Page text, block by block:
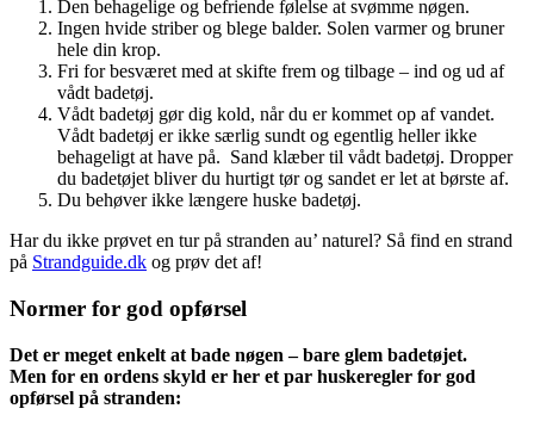
Den behagelige og befriende følelse at svømme nøgen.
Ingen hvide striber og blege balder. Solen varmer og bruner
hele din krop.
Fri for besværet med at skifte frem og tilbage – ind og ud af
vådt badetøj.
Vådt badetøj gør dig kold, når du er kommet op af vandet.
Vådt badetøj er ikke særlig sundt og egentlig heller ikke
behageligt at have på. Sand klæber til vådt badetøj. Dropper
du badetøjet bliver du hurtigt tør og sandet er let at børste af.
Du behøver ikke længere huske badetøj.
Har du ikke prøvet en tur på stranden au’ naturel? Så find en strand
på Strandguide.dk og prøv det af!
Normer for god opførsel
Det er meget enkelt at bade nøgen – bare glem badetøjet.
Men for en ordens skyld er her et par huskeregler for god
opførsel på stranden: